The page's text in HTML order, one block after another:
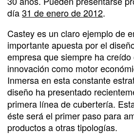
día31 de enero de 2012.
Castey es un claro ejemplo de
importante apuesta por el
empresa que siempre ha
innovación como motor
Inmersa en esta constante
diseño ha presentado
primera línea de cubertería.
éste será el primer paso para
productos a otras tipologías.